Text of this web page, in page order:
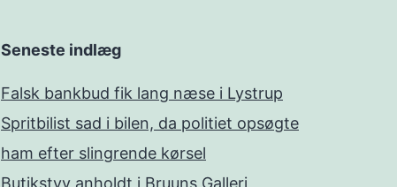
Seneste indlæg
Falsk bankbud fik lang næse i Lystrup
Spritbilist sad i bilen, da politiet opsøgte
ham efter slingrende kørsel
Butikstyv anholdt i Bruuns Galleri